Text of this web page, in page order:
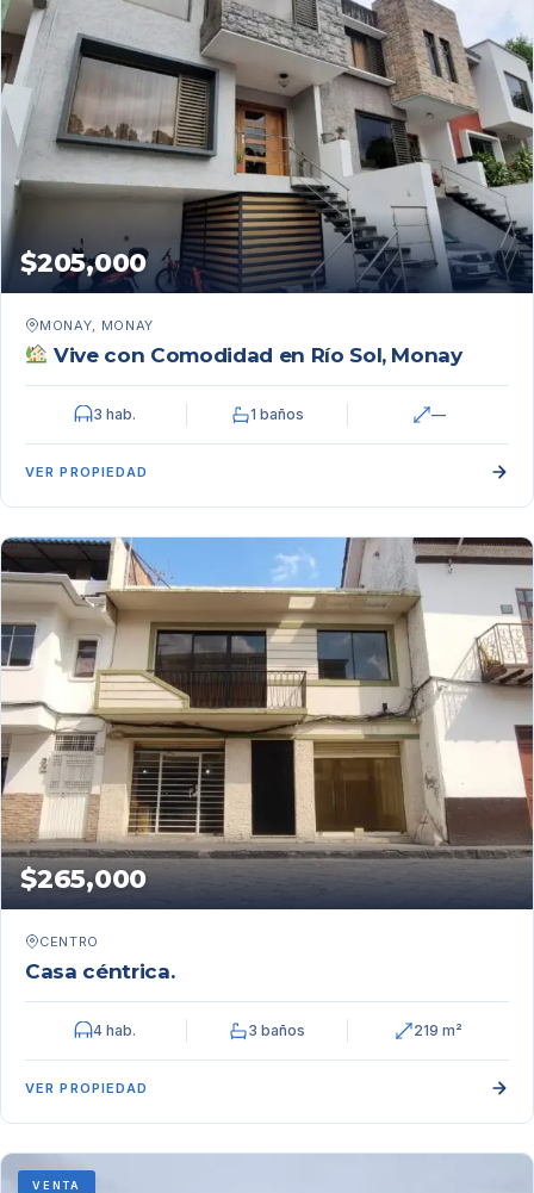
$205,000
MONAY, MONAY
Vive con Comodidad en Río Sol, Monay
3 hab. 1 baños —
VER PROPIEDAD
$265,000
CENTRO
Casa céntrica.
4 hab. 3 baños 219 m²
VER PROPIEDAD
VENTA